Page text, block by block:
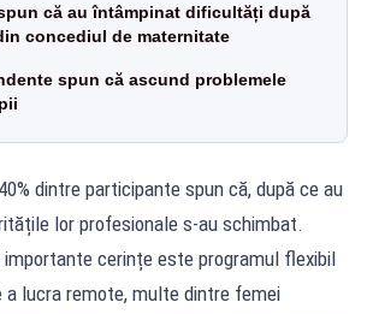
că au întâmpinat dificultăți după
concediul de maternitate
spun că ascund problemele
dintre participante spun că, după ce au
lor profesionale s-au schimbat.
importante cerințe este programul flexibil
a lucra remote, multe dintre femei